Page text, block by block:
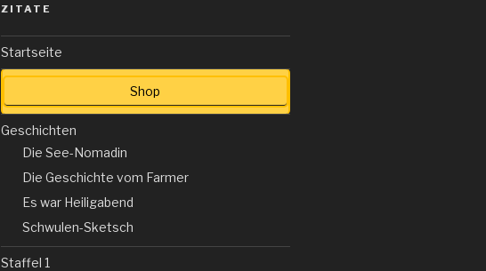
ZITATE
Startseite
Shop
Geschichten
Die See-Nomadin
Die Geschichte vom Farmer
Es war Heiligabend
Schwulen-Sketsch
Staffel 1